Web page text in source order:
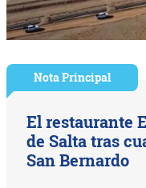
Nota Principal
El restaurante
de Salta tras
San Bernardo